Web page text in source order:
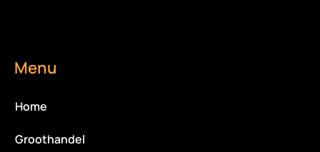
Menu
Home
Groothandel